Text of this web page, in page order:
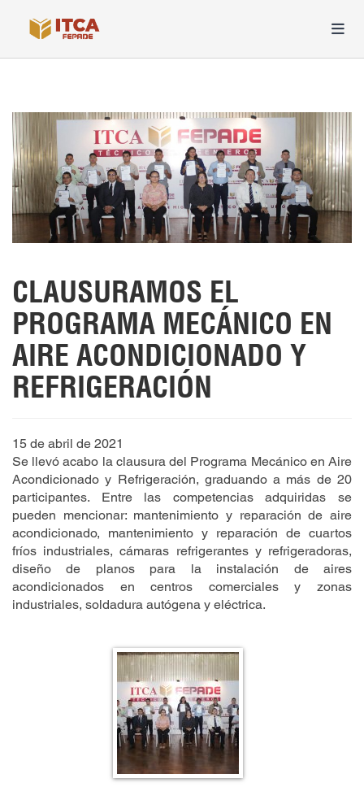
CLAUSURAMOS EL
PROGRAMA MECÁNICO EN
AIRE ACONDICIONADO Y
REFRIGERACIÓN
15 de abril de 2021
Se llevó acabo la clausura del Programa Mecánico en Aire
Acondicionado y Refrigeración, graduando a más de 20
participantes. Entre las competencias adquiridas se
pueden mencionar: mantenimiento y reparación de aire
acondicionado, mantenimiento y reparación de cuartos
fríos industriales, cámaras refrigerantes y refrigeradoras,
diseño de planos para la instalación de aires
acondicionados en centros comerciales y zonas
industriales, soldadura autógena y eléctrica.